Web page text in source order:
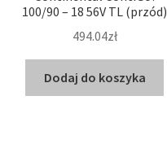
100/90 – 18 56V TL (przód)
494.04zł
Dodaj do koszyka